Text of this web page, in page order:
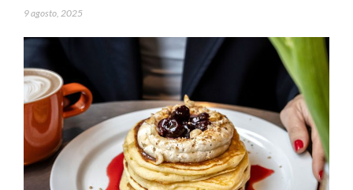
9 agosto, 2025